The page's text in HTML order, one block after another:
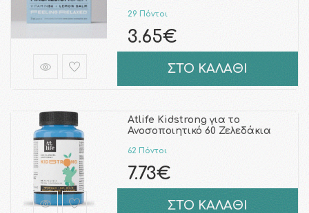
29 Πόντοι
3.65€
ΣΤΟ ΚΑΛΑΘΙ
Atlife Kidstrong για το
Ανοσοποιητικό 60 Ζελεδάκια
62 Πόντοι
7.73€
ΣΤΟ ΚΑΛΑΘΙ